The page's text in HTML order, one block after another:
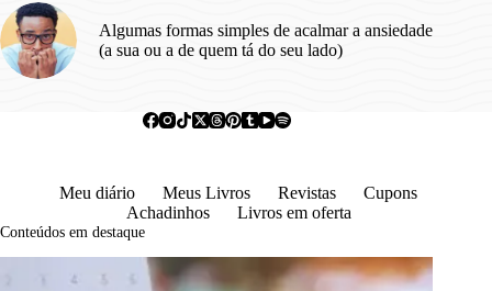
Algumas formas simples de acalmar a ansiedade
(a sua ou a de quem tá do seu lado)
Meu diário Meus Livros Revistas
Cupons
Achadinhos
Livros em oferta
Conteúdos em destaque